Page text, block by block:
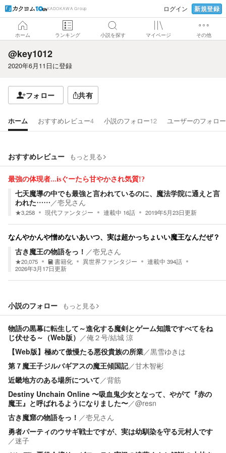
KADOKAWA Group ログイン 新規登録
ホーム ランキング 小説を探す マイページ その他
@key1012
2020年6月11日に登録
フォロー 共有
ホーム おすすめレビュー4 小説のフォロー12 ユーザーのフォロー
おすすめレビュー もっと見る
最強の体現者...isぐーたら甘やかされ気質!?
七天魔導の中でも最強と言われているのに、魔法学院に通えと言
われた……／壱兄さん
★3,258 現代ファンタジー 連載中 16話 2019年5月23日更新
なんやかんや憎めないあいつ、実は超かっちょいい魔王なんだぜ？
古き魔王の物語をっ！ ／壱兄さん
★20,075 書籍化 異世界ファンタジー 連載中 394話
2026年3月17日更新
小説のフォロー もっと見る
物語の黒幕に転生して～進化する魔剣とゲーム知識ですべてをね
じ伏せる～（Web版） ／俺２号/結城 涼
【Web版】極めて傲慢たる悪役貴族の所業／黒雪ゆきは
第７魔王子ジルバギアスの魔王傾国記／甘木智彬
近畿地方のある場所について／背筋
Destiny Unchain Online 〜吸血鬼少女となって、やがて『赤の
魔王』と呼ばれるようになりました〜／@resn
古き魔窟の物語をっ！ ／壱兄さん
勇者パーティのウサギ戦士ですが、実は幼馴染を守る元村人です
／迷子